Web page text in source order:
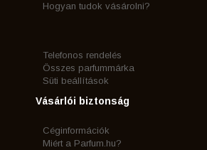
Hogyan tudok vásárolni?
Telefonos rendelés
Összes parfummárka
Süti beállítások
Vásárlói biztonság
Céginformációk
Miért a Parfum.hu?